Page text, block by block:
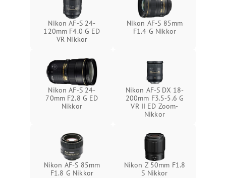
Nikon AF-S 24-
120mm F4.0 G ED
VR Nikkor
Nikon AF-S 85mm
F1.4 G Nikkor
Nikon AF-S 24-
70mm F2.8 G ED
Nikkor
Nikon AF-S DX 18-
200mm F3.5-5.6 G
VR II ED Zoom-
Nikkor
Nikon AF-S 85mm
F1.8 G Nikkor
Nikon Z 50mm F1.8
S Nikkor